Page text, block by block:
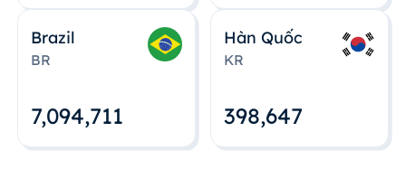
Brazil
BR
7,094,712
Hàn Quốc
KR
398,648